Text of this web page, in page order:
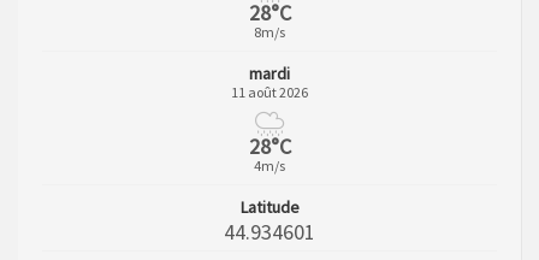
28°C
8m/s
mardi
11 août 2026
28°C
4m/s
Latitude
44.934601